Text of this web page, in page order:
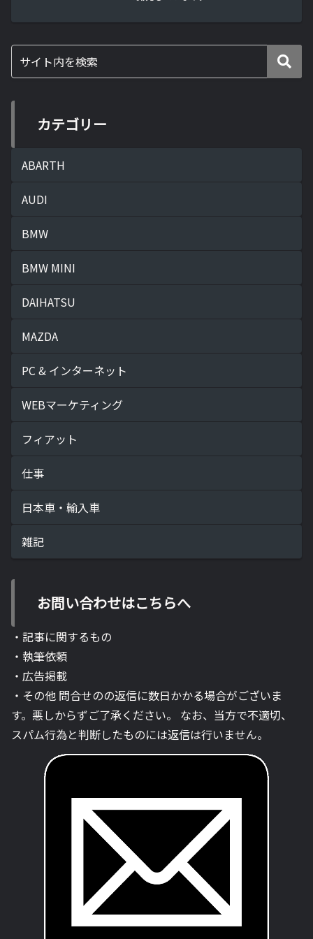
カテゴリー
ABARTH
AUDI
BMW
BMW MINI
DAIHATSU
MAZDA
PC & インターネット
WEBマーケティング
フィアット
仕事
日本車・輸入車
雑記
お問い合わせはこちらへ
・記事に関するもの
・執筆依頼
・広告掲載
・その他 問合せのの返信に数日かかる場合がございま
す。悪しからずご了承ください。 なお、当方で不適切、
スパム行為と判断したものには返信は行いません。